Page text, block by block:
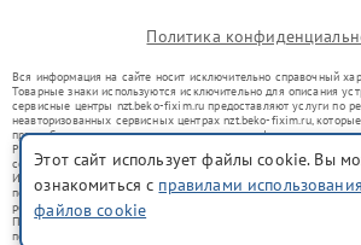
Политика
Вся информация на сайте носит исключительно справочный
Товарные знаки используются исключительно для описания
сервисные центры nzt.beko-fixim.ru предоставляют услуги по
неавторизованных сервисных центрах nzt.beko-fixim.ru,
правообладателями товарных знаков или их официальными
Ремонт осуществляется для устройств, уже введенных в
со статьей 1487 ГК РФ.
Использование товарных знаков не преследует цели
потребителей в заблуждение, а служит для информирования о
ремонту техники указанных брендов.
Представленная на сайте информация не является публичной
положениями Статьи 437(2) Гражданского кодекса РФ
Этот сайт использует файлы cookie. Вы
ознакомиться с правилами использования
файлов cookie